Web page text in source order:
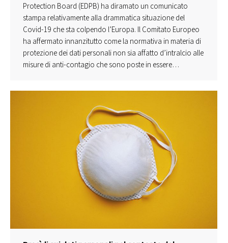
Protection Board (EDPB) ha diramato un comunicato
stampa relativamente alla drammatica situazione del
Covid-19 che sta colpendo l’Europa. Il Comitato Europeo
ha affermato innanzitutto come la normativa in materia di
protezione dei dati personali non sia affatto d’intralcio alle
misure di anti-contagio che sono poste in essere…